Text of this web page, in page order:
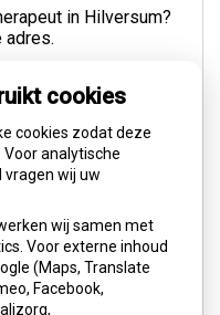
in Hilversum?
adres.
online
inplannen.
035 6247215 of
.
en andere materialen
cookies
cookies zodat deze
analytische
vragen wij uw
wij samen met
Voor externe inhoud
(Maps, Translate
Facebook,